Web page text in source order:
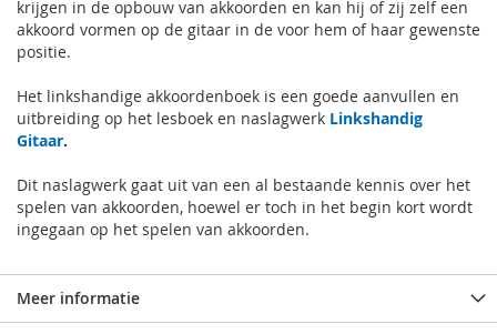
krijgen in de opbouw van akkoorden en kan hij of zij zelf een
akkoord vormen op de gitaar in de voor hem of haar gewenste
positie.
Het linkshandige akkoordenboek is een goede aanvullen en
uitbreiding op het lesboek en naslagwerk Linkshandig
Gitaar.
Dit naslagwerk gaat uit van een al bestaande kennis over het
spelen van akkoorden, hoewel er toch in het begin kort wordt
ingegaan op het spelen van akkoorden.
Meer informatie